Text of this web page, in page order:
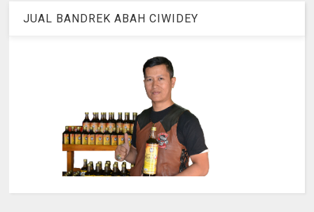
JUAL BANDREK ABAH CIWIDEY